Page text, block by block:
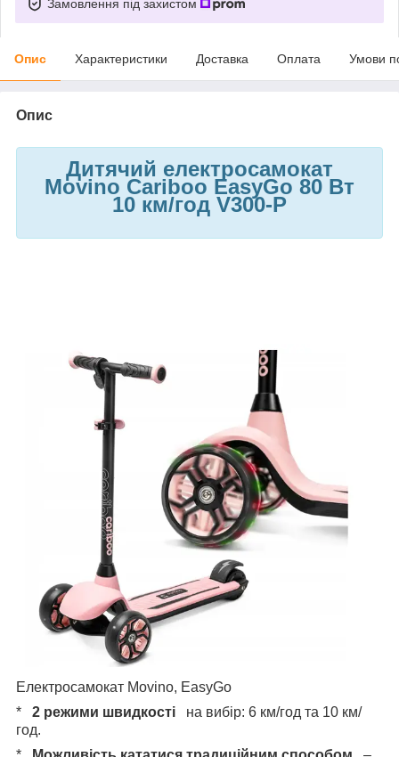
Замовлення під захистом
Опис Характеристики Доставка Оплата Умови
Опис
Дитячий електросамокат
Movino Cariboo EasyGo 80 Вт
10 км/год V300-P
Електросамокат Movino, EasyGo
* 2 режими швидкості на вибір: 6 км/год та 10 км/
год.